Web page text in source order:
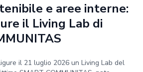
e aree interne:
il Living Lab di
il 21 luglio 2026 un Living Lab del